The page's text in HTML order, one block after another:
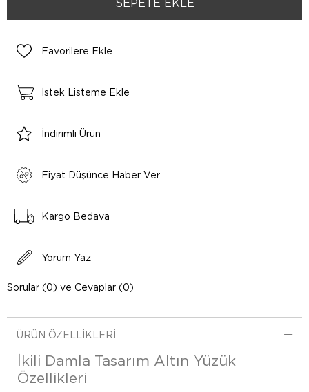
Favorilere Ekle
İstek Listeme Ekle
İndirimli Ürün
Fiyat Düşünce Haber Ver
Kargo Bedava
Yorum Yaz
Sorular (0) ve Cevaplar (0)
ÜRÜN ÖZELLIKLERI
İkili Damla Tasarım Altın Yüzük
Özellikleri